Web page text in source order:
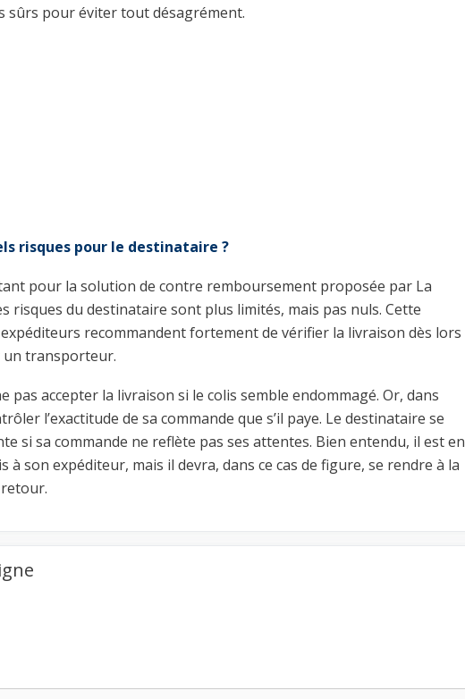
sûrs pour éviter tout désagrément.
risques pour le destinataire ?
pour la solution de contre remboursement proposée par La
risques du destinataire sont plus limités, mais pas nuls. Cette
recommandent fortement de vérifier la livraison dès lors
un transporteur.
accepter la livraison si le colis semble endommagé. Or, dans
l’exactitude de sa commande que s’il paye. Le destinataire se
si sa commande ne reflète pas ses attentes. Bien entendu, il est en
son expéditeur, mais il devra, dans ce cas de figure, se rendre à la